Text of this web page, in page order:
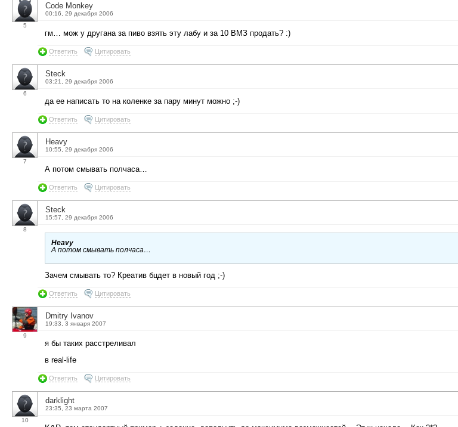
5
Code Monkey
00:16, 29 декабря 2006
гм… мож у другана за пиво взять эту лабу и за 10 ВМЗ продать? :)
Ответить Цитировать
6
Steck
03:21, 29 декабря 2006
да ее написать то на коленке за пару минут можно ;-)
Ответить Цитировать
7
Heavy
10:55, 29 декабря 2006
А потом смывать полчаса…
Ответить Цитировать
8
Steck
15:57, 29 декабря 2006
Heavy
А потом смывать полчаса…
Зачем смывать то? Креатив бцдет в новый год ;-)
Ответить Цитировать
9
Dmitry Ivanov
19:33, 3 января 2007
я бы таких расстреливал
в real-life
Ответить Цитировать
10
darklight
23:35, 23 марта 2007